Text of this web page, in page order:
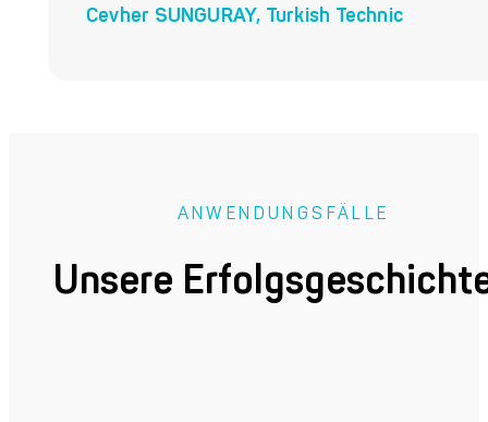
Cevher SUNGURAY, Turkish Technic
ANWENDUNGSFÄLLE
Unsere